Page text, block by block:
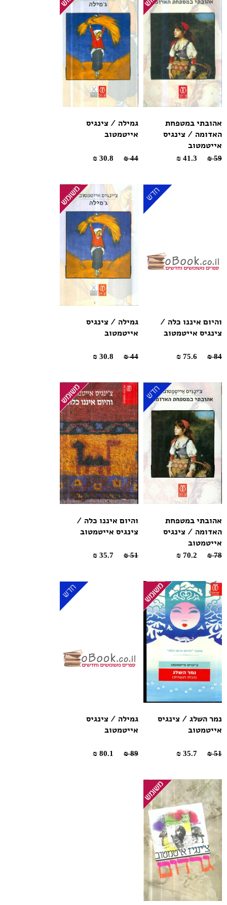
אהובתי במטפחת
האדומה / צינגיס
אייטמטוב
59 ₪
גמילה / צינגיס
אייטמטוב
44 ₪
והיום איננו כלה /
צינגיס אייטמטוב
84 ₪
גמילה / צינגיס
אייטמטוב
44 ₪
אהובתי במטפחת
האדומה / צינגיס
אייטמטוב
78 ₪
והיום איננו כלה /
צינגיס אייטמטוב
51 ₪
נמר השלג / צינגיס
אייטמטוב
51 ₪
גמילה / צינגיס
אייטמטוב
89 ₪